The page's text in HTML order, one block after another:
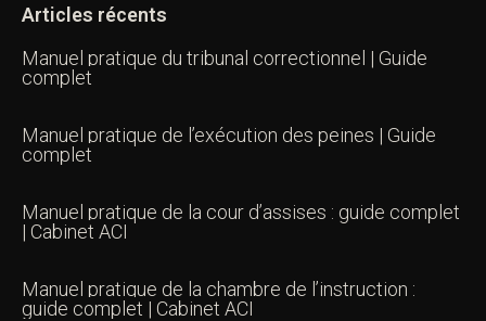
Articles récents
Manuel pratique du tribunal correctionnel | Guide
complet
Manuel pratique de l’exécution des peines | Guide
complet
Manuel pratique de la cour d’assises : guide complet
| Cabinet ACI
Manuel pratique de la chambre de l’instruction :
guide complet | Cabinet ACI